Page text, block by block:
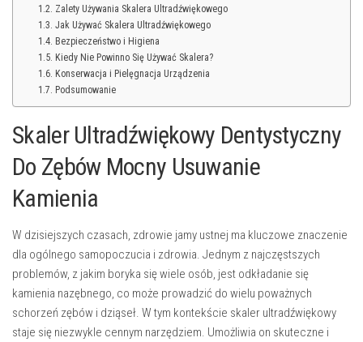
Zalety Używania Skalera Ultradźwiękowego
Jak Używać Skalera Ultradźwiękowego
Bezpieczeństwo i Higiena
Kiedy Nie Powinno Się Używać Skalera?
Konserwacja i Pielęgnacja Urządzenia
Podsumowanie
Skaler Ultradźwiękowy Dentystyczny
Do Zębów Mocny Usuwanie
Kamienia
W dzisiejszych czasach, zdrowie jamy ustnej ma kluczowe znaczenie
dla ogólnego samopoczucia i zdrowia. Jednym z najczęstszych
problemów, z jakim boryka się wiele osób, jest odkładanie się
kamienia nazębnego, co może prowadzić do wielu poważnych
schorzeń zębów i dziąseł. W tym kontekście skaler ultradźwiękowy
staje się niezwykle cennym narzędziem. Umożliwia on skuteczne i